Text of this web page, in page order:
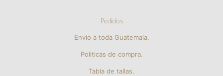
Pedidos
Envio a toda Guatemala.
Politicas de compra.
Tabla de tallas.